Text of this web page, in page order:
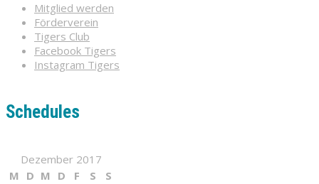
Mitglied werden
Förderverein
Tigers Club
Facebook Tigers
Instagram Tigers
Schedules
Dezember 2017
M D M D F S
S